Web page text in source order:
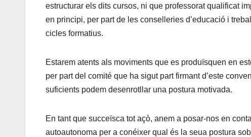
estructurar els dits cursos, ni que professorat qualificat
en principi, per part de les conselleries d’educació i
cicles formatius.
Estarem atents als moviments que es produïsquen en
per part del comité que ha sigut part firmant d’este
suficients podem desenrotllar una postura motivada.
En tant que succeïsca tot açò, anem a posar-nos en
autoautonoma per a conéixer qual és la seua postura